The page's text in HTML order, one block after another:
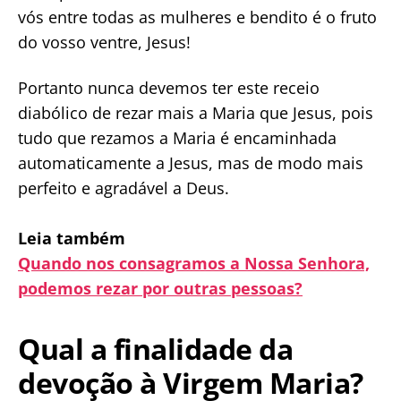
vós entre todas as mulheres e bendito é o fruto
do vosso ventre, Jesus!
Portanto nunca devemos ter este receio
diabólico de rezar mais a Maria que Jesus, pois
tudo que rezamos a Maria é encaminhada
automaticamente a Jesus, mas de modo mais
perfeito e agradável a Deus.
Leia também
Quando nos consagramos a Nossa Senhora,
podemos rezar por outras pessoas?
Qual a finalidade da
devoção à Virgem Maria?